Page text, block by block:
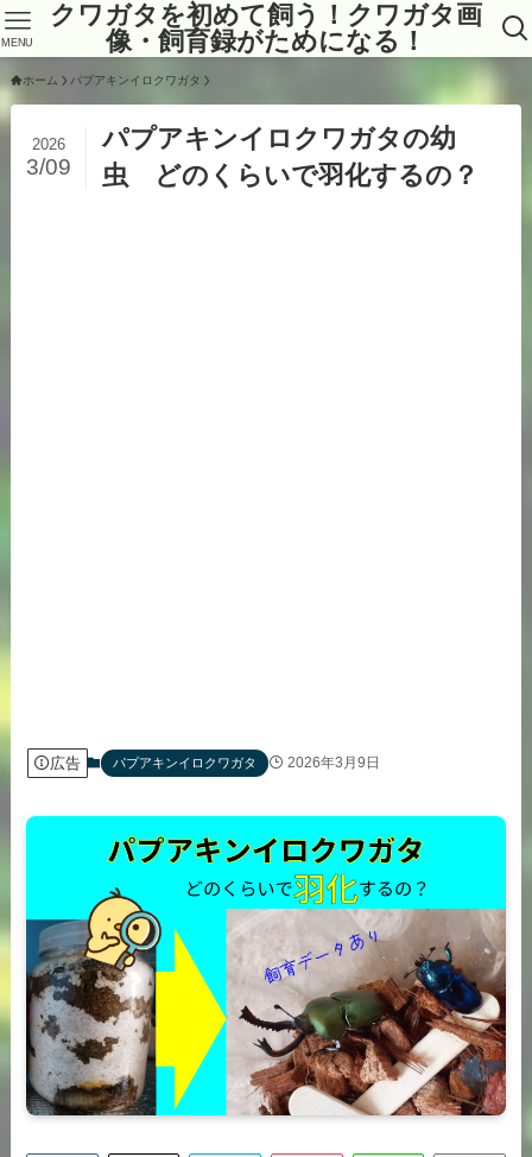
クワガタを初めて飼う！クワガタ画
像・飼育録がためになる！
MENU
ホーム パプアキンイロクワガタ
パプアキンイロクワガタの幼
虫 どのくらいで羽化するの？
2026
3/09
広告 パプアキンイロクワガタ 2026年3月9日